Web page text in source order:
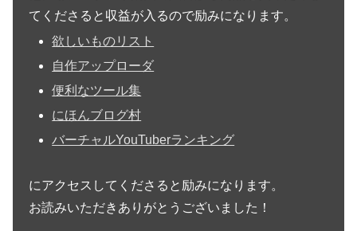
てくださると収益が入るので励みになります。
欲しいものリスト
自作アップローダ
便利なツール集
にほんブログ村
バーチャルYouTuberランキング
にアクセスしてくださると励みになります。
お読みいただきありがとうございました！